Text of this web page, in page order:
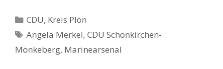
Kategorien
CDU, Kreis Plön
Schlagwörter
Angela Merkel,CDU Schönkirchen-
Mönkeberg, Marinearsenal